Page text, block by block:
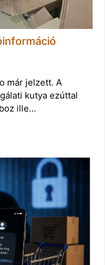
már jelzett. A
kutya ezúttal
ille…